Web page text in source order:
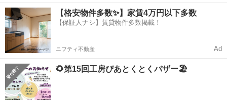
分〜14時30分 とくとくバザーを開催します😊 大人レディース服、メ
ンズ服、子供服、雑貨など、オトクな価格で出品します🛒 ‼️子供服、
大人服の詰め放...
岡山 倉敷市 吉備真備駅 フリーマーケット バザー
【格安物件多数✨】家賃4万円以下多数
【保証人ナシ】賃貸物件多数掲載！
ニフティ不動産 Ad
͛🌻第15回工房ぴあとくとくバザー🏖️